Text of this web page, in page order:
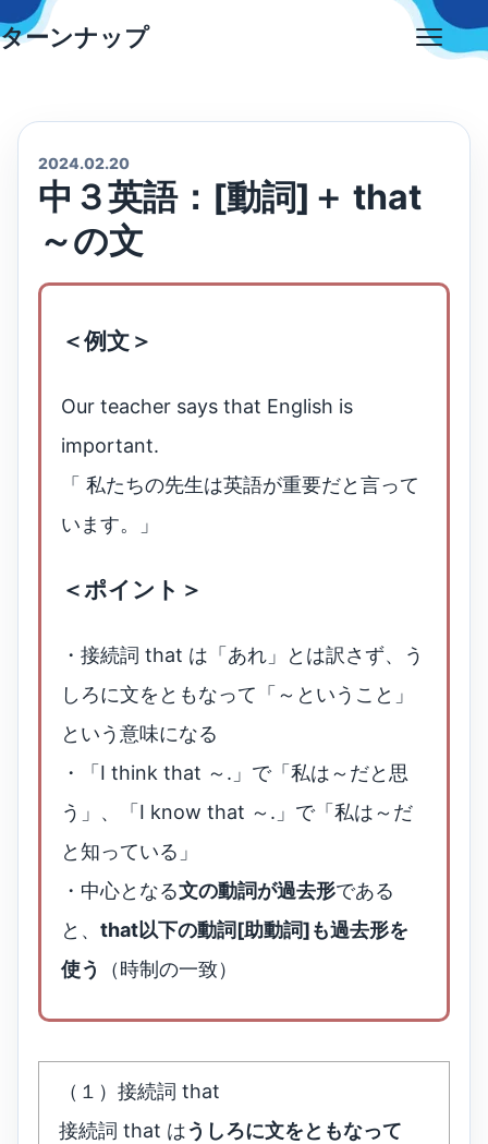
Skip
to
ターンナップ
2024.02.20
中３英語：[動詞]＋ that
～の文
＜例文＞
Our teacher says that English is
important.
「 私たちの先生は英語が重要だと言って
います。」
＜ポイント＞
・接続詞 that は「あれ」とは訳さず、う
しろに文をともなって「～ということ」
という意味になる
・「I think that ～.」で「私は～だと思
う」、「I know that ～.」で「私は～だ
と知っている」
・中心となる文の動詞が過去形である
と、 that以下の動詞[助動詞]も過去形を
使う
（時制の一致）
（１）接続詞 that
接続詞 that はうしろに文をともなって